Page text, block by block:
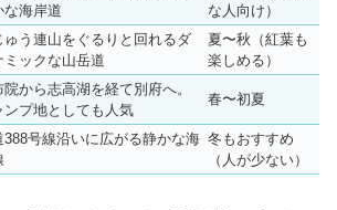
な海岸道
な人向け）
ゅう連山をぐるりと回れるダ
ミックな山岳道
夏〜秋（紅葉も
楽しめる）
院から志高湖を経て別府へ。
ンプ地としても人気
春〜初夏
388号線沿いに広がる静かな海 冬もおすすめ
（人が少ない）